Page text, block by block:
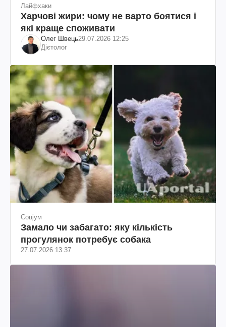
Лайфхаки
Харчові жири: чому не варто боятися і
які краще споживати
Олег Швець29.07.2026 12:25
Дієтолог
Соціум
Замало чи забагато: яку кількість
прогулянок потребує собака
27.07.2026 13:37